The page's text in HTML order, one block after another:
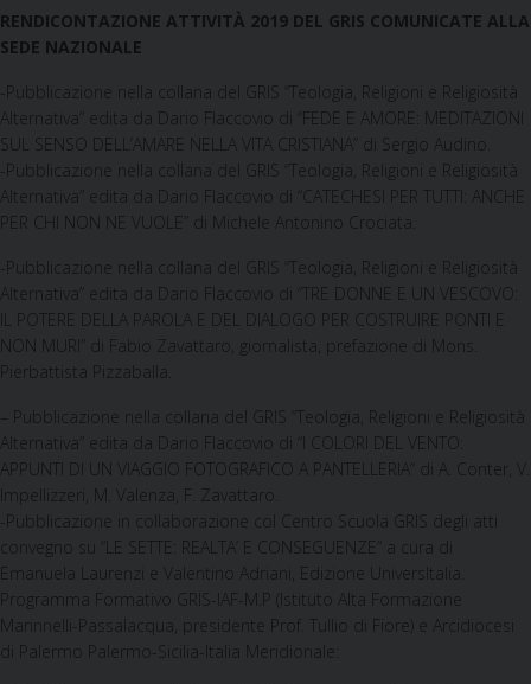
RENDICONTAZIONE ATTIVITÀ 2019 DEL GRIS COMUNICATE ALLA
SEDE NAZIONALE
-Pubblicazione nella collana del GRIS “Teologia, Religioni e Religiosità
Alternativa” edita da Dario Flaccovio di “FEDE E AMORE: MEDITAZIONI
SUL SENSO DELL’AMARE NELLA VITA CRISTIANA” di Sergio Audino.
-Pubblicazione nella collana del GRIS “Teologia, Religioni e Religiosità
Alternativa” edita da Dario Flaccovio di “CATECHESI PER TUTTI: ANCHE
PER CHI NON NE VUOLE” di Michele Antonino Crociata.
-Pubblicazione nella collana del GRIS “Teologia, Religioni e Religiosità
Alternativa” edita da Dario Flaccovio di “TRE DONNE E UN VESCOVO:
IL POTERE DELLA PAROLA E DEL DIALOGO PER COSTRUIRE PONTI E
NON MURI” di Fabio Zavattaro, giornalista, prefazione di Mons.
Pierbattista Pizzaballa.
– Pubblicazione nella collana del GRIS “Teologia, Religioni e Religiosità
Alternativa” edita da Dario Flaccovio di “I COLORI DEL VENTO:
APPUNTI DI UN VIAGGIO FOTOGRAFICO A PANTELLERIA” di A. Conter, V.
Impellizzeri, M. Valenza, F. Zavattaro.
-Pubblicazione in collaborazione col Centro Scuola GRIS degli atti
convegno su “LE SETTE: REALTA’ E CONSEGUENZE” a cura di
Emanuela Laurenzi e Valentino Adriani, Edizione UniversItalia.
Programma Formativo GRIS-IAF-M.P (Istituto Alta Formazione
Marinnelli-Passalacqua, presidente Prof. Tullio di Fiore) e Arcidiocesi
di Palermo Palermo-Sicilia-Italia Meridionale: